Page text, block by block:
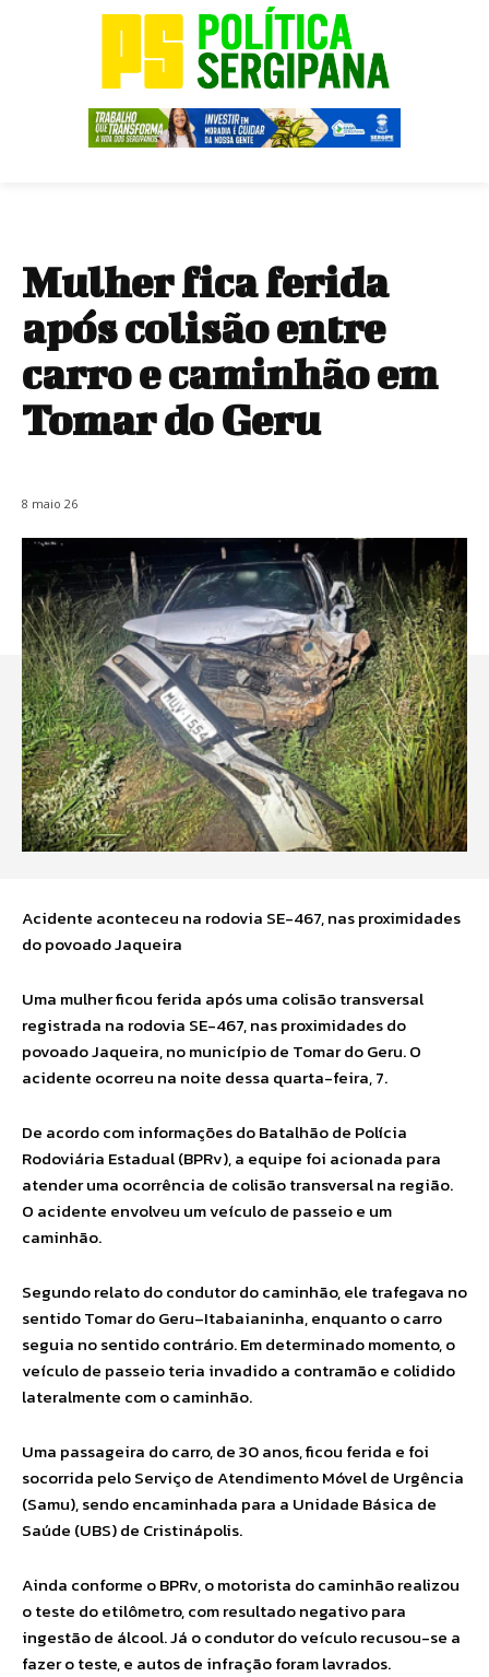
Mulher fica ferida
após colisão entre
carro e caminhão em
Tomar do Geru
8 maio 26
Acidente aconteceu na rodovia SE-467, nas proximidades
do povoado Jaqueira
Uma mulher ficou ferida após uma colisão transversal
registrada na rodovia SE-467, nas proximidades do
povoado Jaqueira, no município de Tomar do Geru. O
acidente ocorreu na noite dessa quarta-feira, 7.
De acordo com informações do Batalhão de Polícia
Rodoviária Estadual (BPRv), a equipe foi acionada para
atender uma ocorrência de colisão transversal na região.
O acidente envolveu um veículo de passeio e um
caminhão.
Segundo relato do condutor do caminhão, ele trafegava no
sentido Tomar do Geru–Itabaianinha, enquanto o carro
seguia no sentido contrário. Em determinado momento, o
veículo de passeio teria invadido a contramão e colidido
lateralmente com o caminhão.
Uma passageira do carro, de 30 anos, ficou ferida e foi
socorrida pelo Serviço de Atendimento Móvel de Urgência
(Samu), sendo encaminhada para a Unidade Básica de
Saúde (UBS) de Cristinápolis.
Ainda conforme o BPRv, o motorista do caminhão realizou
o teste do etilômetro, com resultado negativo para
ingestão de álcool. Já o condutor do veículo recusou-se a
fazer o teste, e autos de infração foram lavrados.